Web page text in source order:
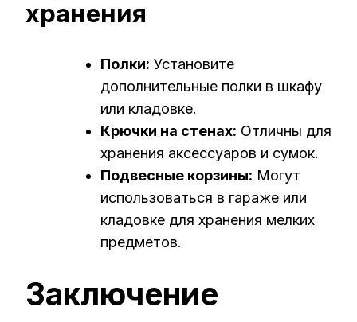
хранения
Полки: Установите
дополнительные полки в шкафу
или кладовке.
Крючки на стенах: Отличны для
хранения аксессуаров и сумок.
Подвесные корзины: Могут
использоваться в гараже или
кладовке для хранения мелких
предметов.
Заключение